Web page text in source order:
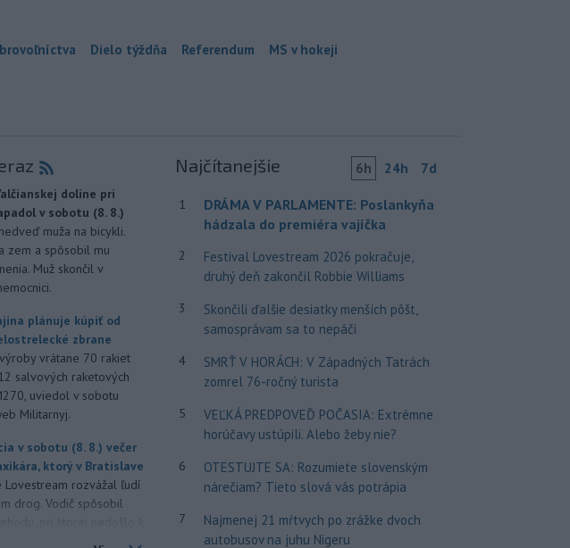
Dielo týždňa Referendum MS v hokeji
doline pri
v sobotu (8. 8.)
muža na bicykli.
zem a spôsobil mu
Muž skončil v
plánuje kúpiť od
zbrane
výroby vrátane 70 rakiet
salvových raketových
uviedol v sobotu
Militarnyj.
v sobotu (8. 8.) večer
ktorý v Bratislave
Lovestream rozvážal ľudí
drog. Vodič spôsobil
Najčítanejšie 6h 24h 7d
1
DRÁMA V PARLAMENTE: Poslankyňa
hádzala do premiéra vajíčka
2
Festival Lovestream 2026 pokračuje,
druhý deň zakončil Robbie Williams
3
Skončili ďalšie desiatky menších pôšt,
samosprávam sa to nepáči
4
SMRŤ V HORÁCH: V Západných Tatrách
zomrel 76-ročný turista
5
VEĽKÁ PREDPOVEĎ POČASIA: Extrémne
horúčavy ustúpili. Alebo žeby nie?
6
OTESTUJTE SA: Rozumiete slovenským
nárečiam? Tieto slová vás potrápia
7
Najmenej 21 mŕtvych po zrážke dvoch
autobusov na juhu Nigeru